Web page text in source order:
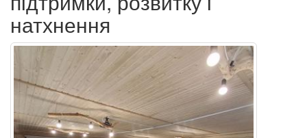
натхнення